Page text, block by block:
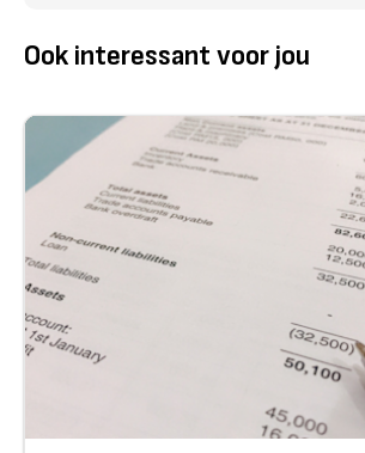
Ook interessant voor jou